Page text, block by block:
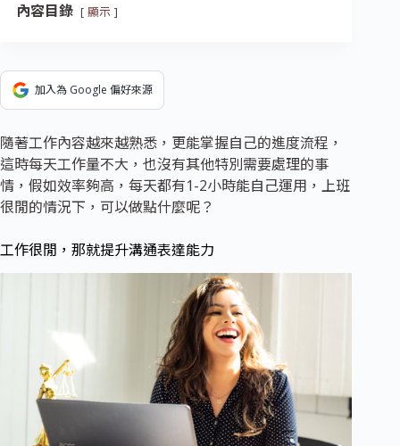
內容目錄 顯示
加入為 Google 偏好來源
隨著工作內容越來越熟悉，更能掌握自己的進度流程，
這時每天工作量不大，也沒有其他特別需要處理的事
情，假如效率夠高，每天都有1-2小時能自己運用，上班
很閒的情況下，可以做點什麼呢？
工作很閒，那就提升溝通表達能力